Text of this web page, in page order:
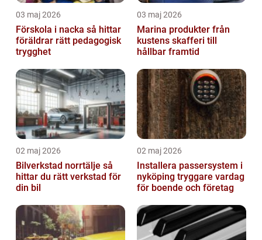
03 maj 2026
Förskola i nacka så hittar
föräldrar rätt pedagogisk
trygghet
03 maj 2026
Marina produkter från
kustens skafferi till
hållbar framtid
02 maj 2026
Bilverkstad norrtälje så
hittar du rätt verkstad för
din bil
02 maj 2026
Installera passersystem i
nyköping tryggare vardag
för boende och företag